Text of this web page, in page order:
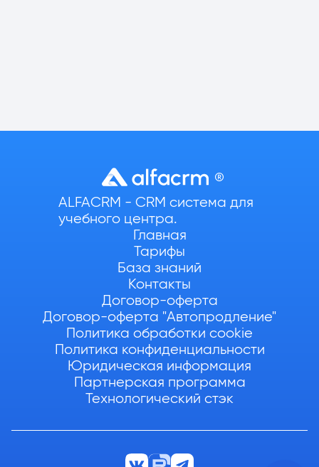
ALFACRM - CRM система для
учебного центра.
Главная
Тарифы
База знаний
Контакты
Договор-оферта
Договор-оферта "Автопродление"
Политика обработки cookie
Политика конфиденциальности
Юридическая информация
Партнерская программа
Технологический стэк